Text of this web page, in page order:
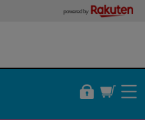
powered by